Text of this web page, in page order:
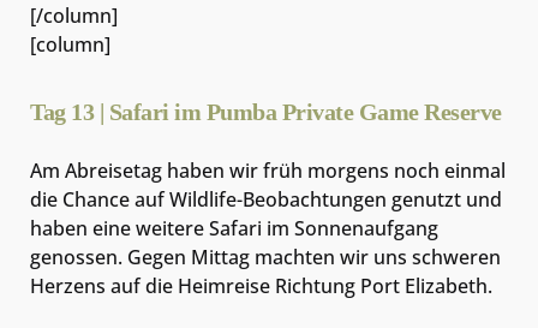
[/column]
[column]
Tag 13 | Safari im Pumba Private Game Reserve
Am Abreisetag haben wir früh morgens noch einmal
die Chance auf Wildlife-Beobachtungen genutzt und
haben eine weitere Safari im Sonnenaufgang
genossen. Gegen Mittag machten wir uns schweren
Herzens auf die Heimreise Richtung Port Elizabeth.